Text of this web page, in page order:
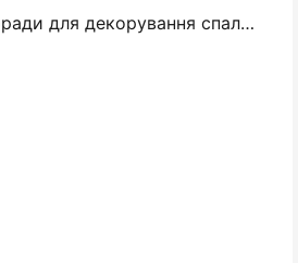
Ідеї та поради для декорування спальні та гуртожитку